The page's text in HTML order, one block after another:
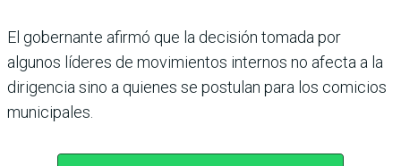
El gobernante afirmó que la decisión tomada por
algunos líderes de movimientos internos no afecta a la
dirigencia sino a quienes se postulan para los comicios
municipales.